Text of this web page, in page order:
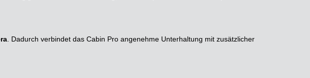
. Dadurch verbindet das Cabin Pro angenehme Unterhaltung mit zusätzlicher